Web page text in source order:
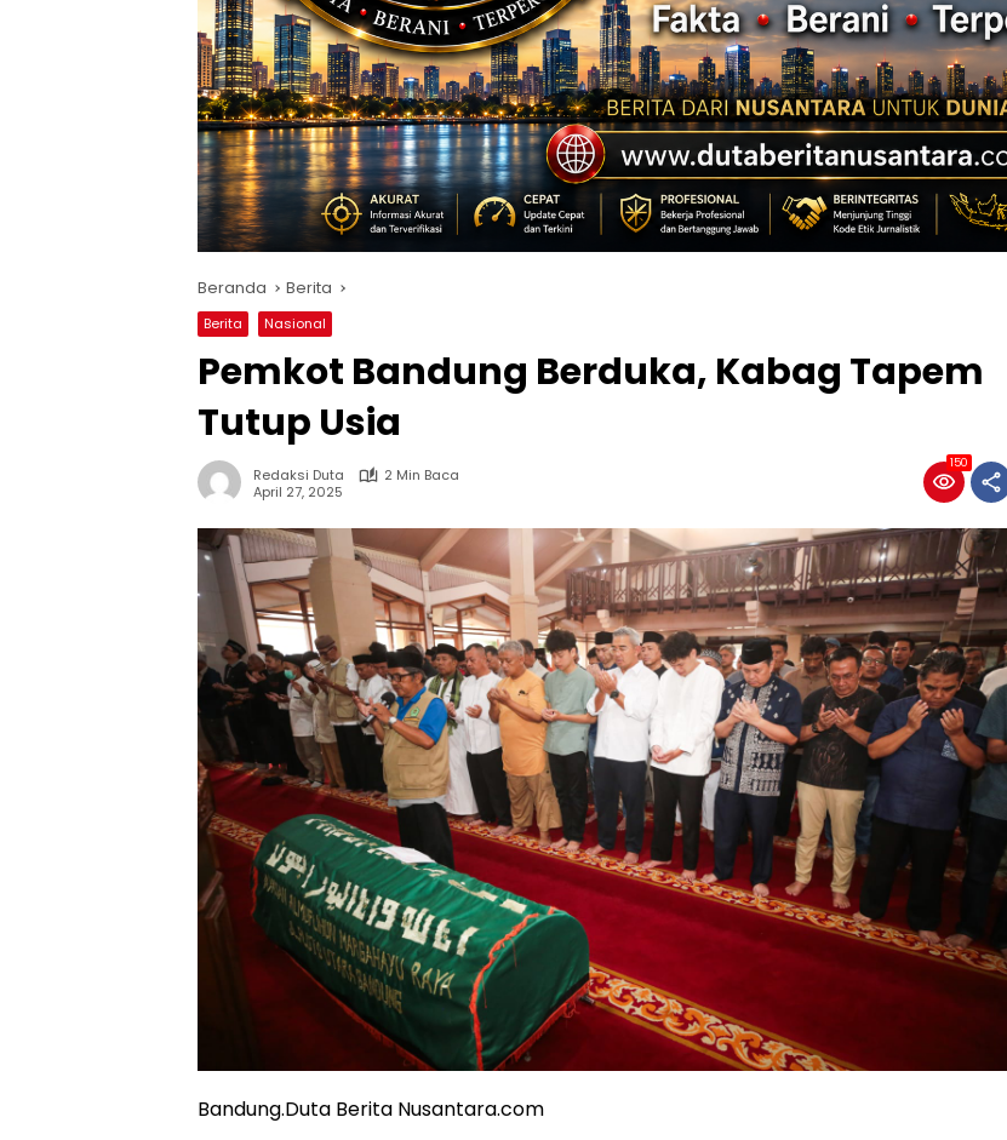
Beranda Berita
Berita Nasional
Pemkot Bandung Berduka, Kabag Tapem
Tutup Usia
Redaksi Duta
2 Min Baca
April 27, 2025
150
Bandung.Duta Berita Nusantara.com